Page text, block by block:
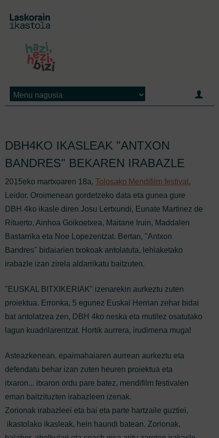
DBH4KO IKASLEAK "ANTXON
BANDRES" BEKAREN IRABAZLE
2015eko martxoaren 18a, Tolosako Mendifilm festival ,
Leidor. Oroimenean gordetzeko data eta gunea gure
DBH 4ko ikasle diren Josu Lertxundi, Eunate Martinez de
Rituerto, Ainhoa Goikoetxea, Maitane Iruin, Maddalen
Bastarrika eta Noe Lopezentzat. Bertan, "Antxon
Bandres" bidaiarien txokoak antolatuta, lehiaketako
irabazle izan zirela aldarrikatu baitzuten.
"EUSKAL BITXIKERIAK" izenarekin aurkeztu zuten
proiektua. Erronka, 5 egunez Euskal Herrian zehar bidai
bat antolatzea zen, DBH 4ko neska eta mutilez osatutako
lagun kuadrilarentzat. Hortik aurrera, irudimena muga!
Asteazkenean, epaimahaiaren aurrean aurkeztu eta
defendatu behar izan zuten heuren proiektua eta
itxaron... itxaron ordu pare batez, mendifilm festivalen
eman baitzituzten irabazleen izenak.
Zorionak irabazleei eta bai eta parte hartzaile guztiei,
ikastolako ikasleak, hein haundi batean. Zorionak,